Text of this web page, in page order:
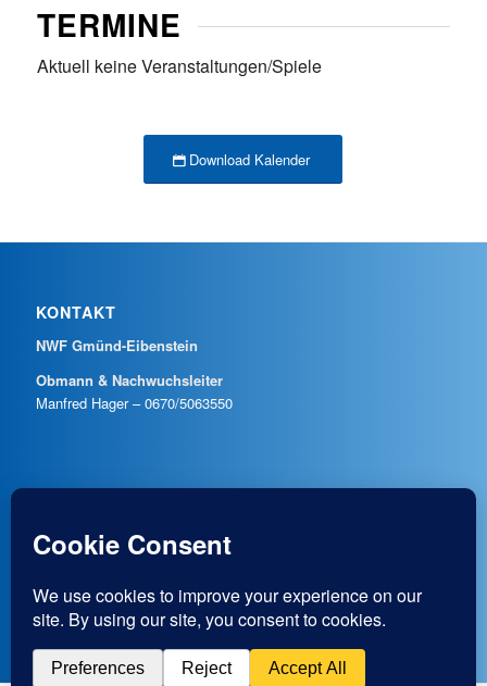
TERMINE
Aktuell keine Veranstaltungen/Spiele
Download Kalender
KONTAKT
NWF Gmünd-Eibenstein
Obmann & Nachwuchsleiter
Manfred Hager – 0670/5063550
SOCIAL LINKS